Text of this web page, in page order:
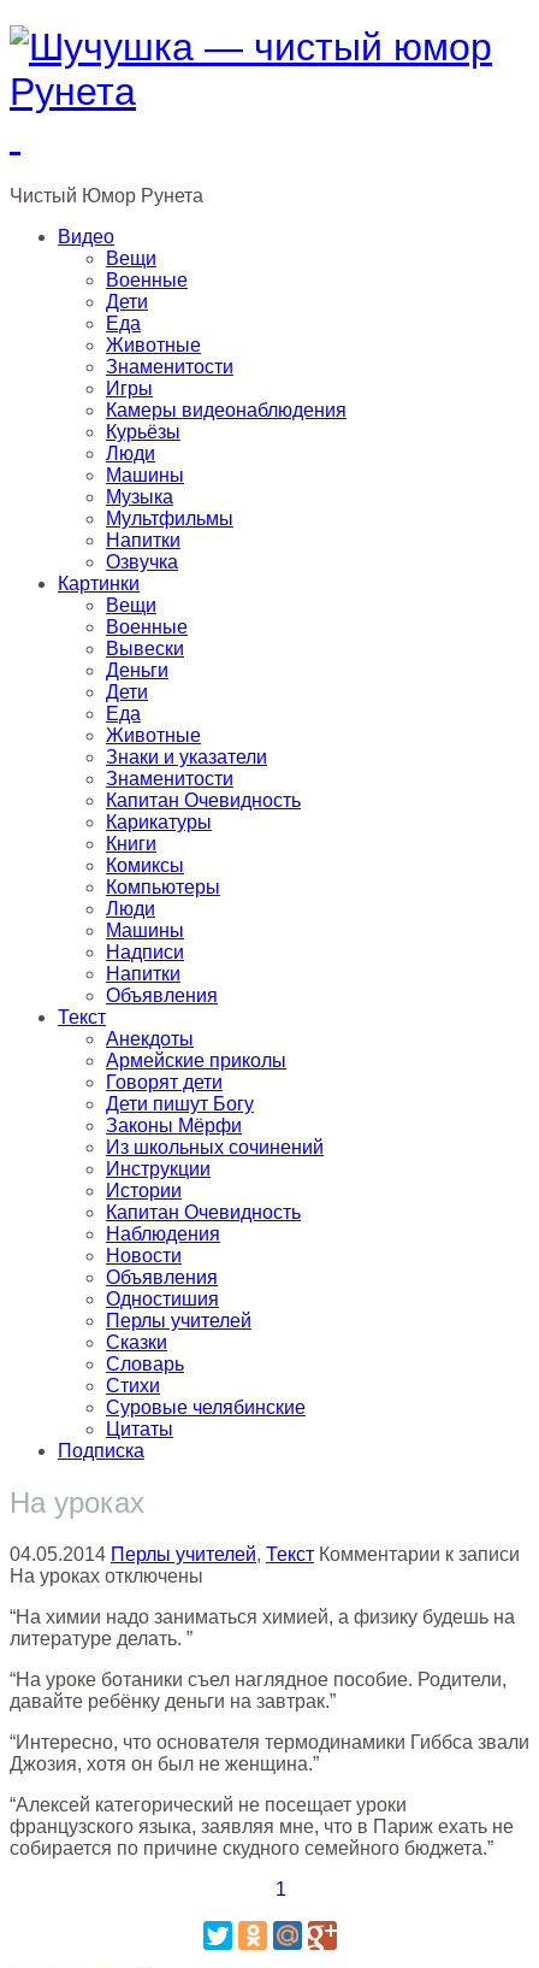
Чистый Юмор Рунета
Видео
Вещи
Военные
Дети
Еда
Животные
Знаменитости
Игры
Камеры видеонаблюдения
Курьёзы
Люди
Машины
Музыка
Мультфильмы
Напитки
Озвучка
Картинки
Вещи
Военные
Вывески
Деньги
Дети
Еда
Животные
Знаки и указатели
Знаменитости
Капитан Очевидность
Карикатуры
Книги
Комиксы
Компьютеры
Люди
Машины
Надписи
Напитки
Объявления
Текст
Анекдоты
Армейские приколы
Говорят дети
Дети пишут Богу
Законы Мёрфи
Из школьных сочинений
Инструкции
Истории
Капитан Очевидность
Наблюдения
Новости
Объявления
Одностишия
Перлы учителей
Сказки
Словарь
Стихи
Суровые челябинские
Цитаты
Подписка
На уроках
04.05.2014 Перлы учителей, Текст Комментарии к записи
На уроках отключены
“На химии надо заниматься химией, а физику будешь на
литературе делать. ”
“На уроке ботаники съел наглядное пособие. Родители,
давайте ребёнку деньги на завтрак.”
“Интересно, что основателя термодинамики Гиббса звали
Джозия, хотя он был не женщина.”
“Алексей категорический не посещает уроки
французского языка, заявляя мне, что в Париж ехать не
собирается по причине скудного семейного бюджета.”
1